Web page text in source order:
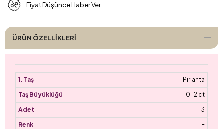
Fiyat Düşünce Haber Ver
ÜRÜN ÖZELLIKLERI
Pırlanta
0.12 ct
3
F